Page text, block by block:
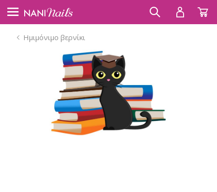
Ημιμόνιμο βερνίκι